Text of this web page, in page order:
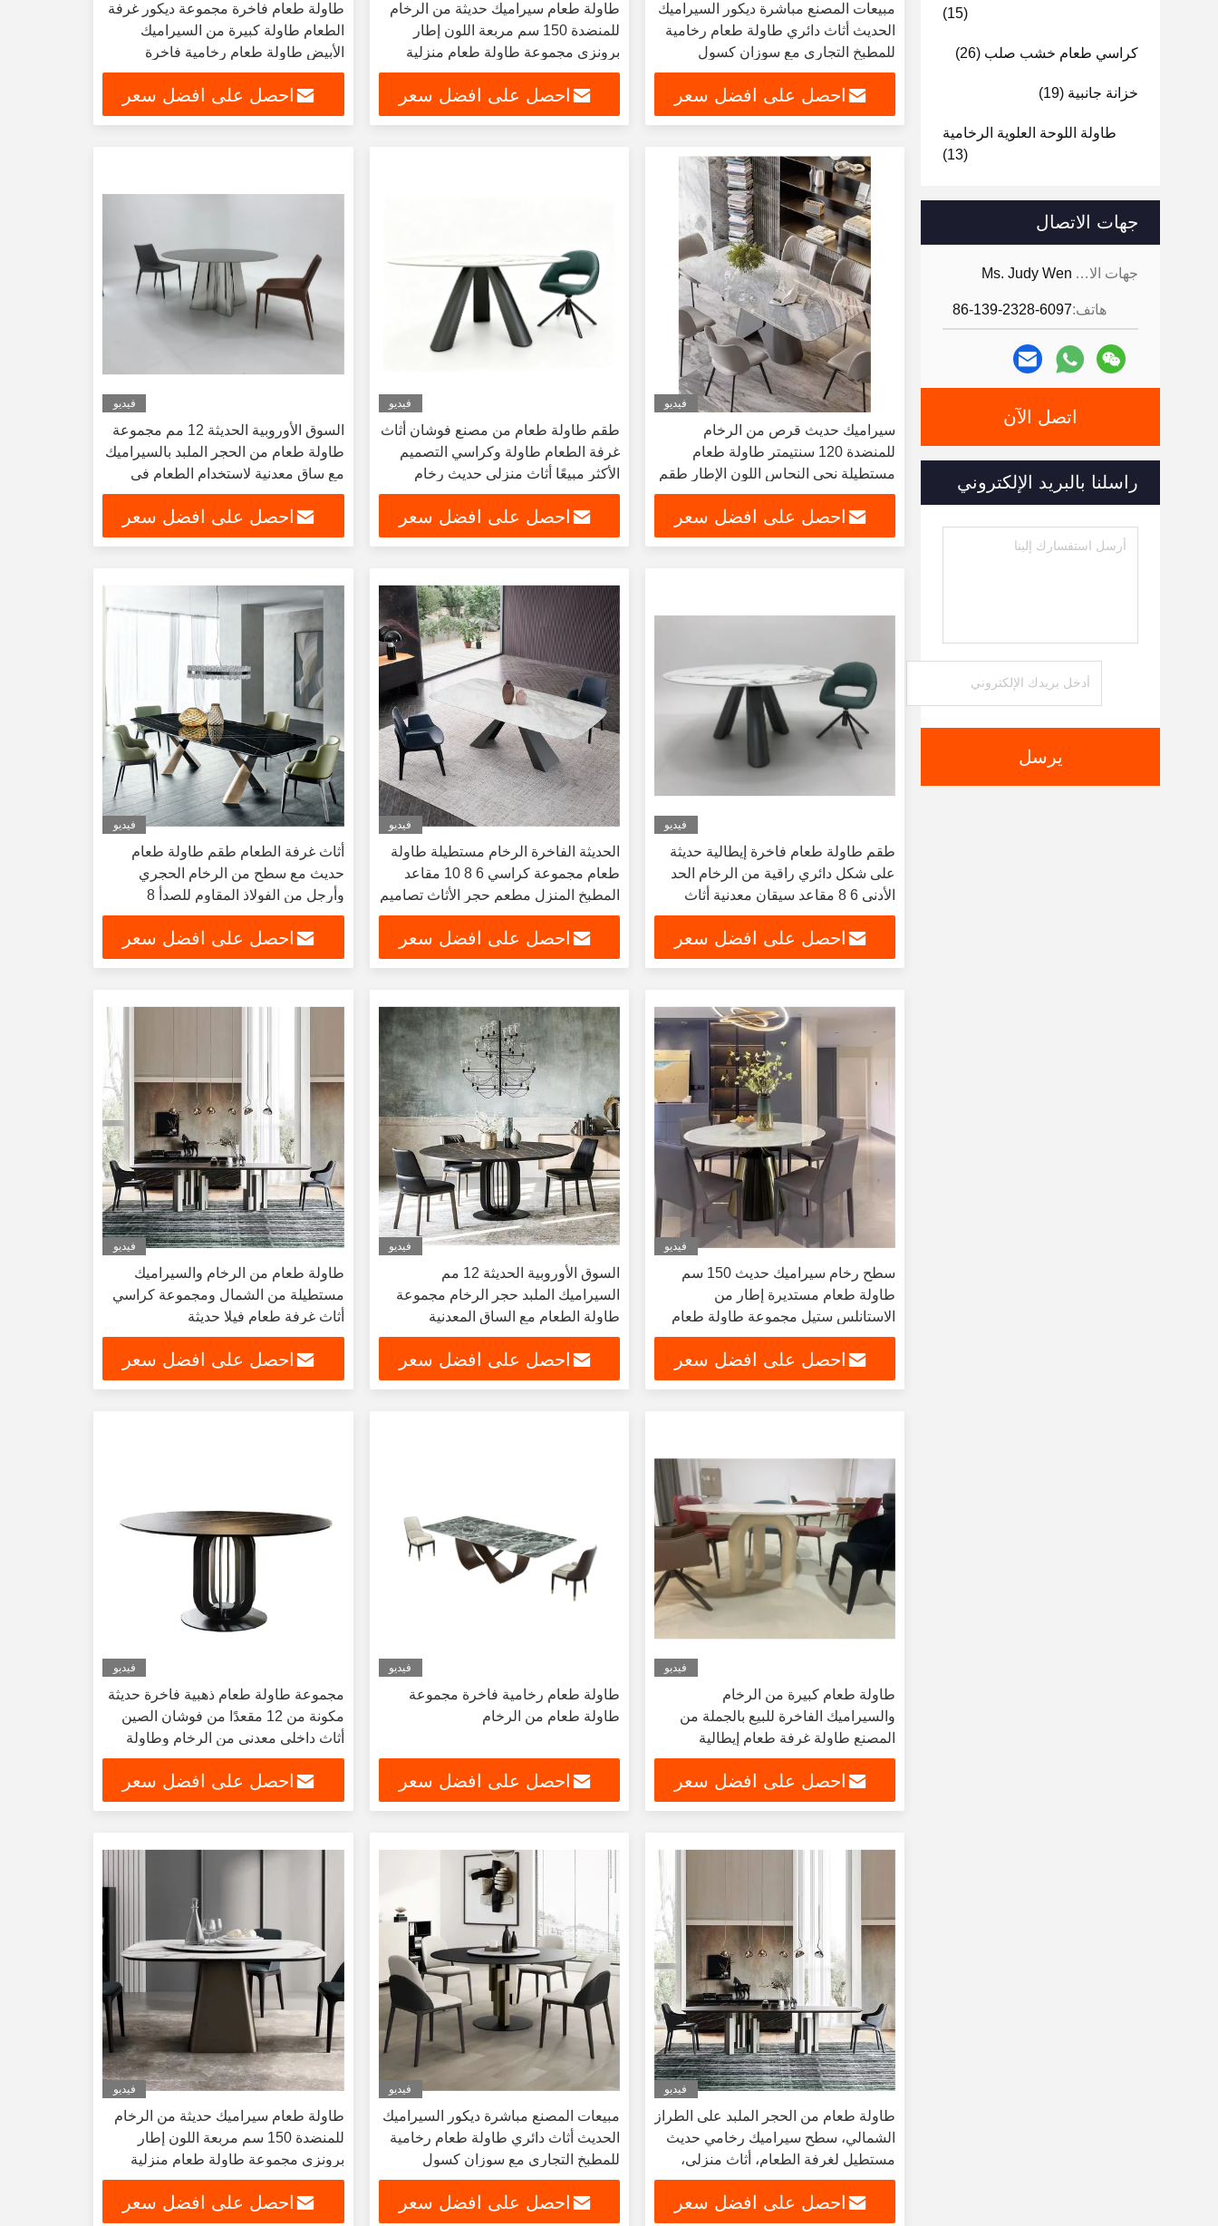
(15)
كراسي طعام خشب صلب (26)
خزانة جانبية (19)
طاولة اللوحة العلوية الرخامية
(13)
جهات الاتصال
جهات الاتصال: Ms. Judy Wen
هاتف:86-139-2328-6097
اتصل الآن
راسلنا بالبريد الإلكتروني
يرسل
مبيعات المصنع مباشرة ديكور السيراميك
الحديث أثاث دائري طاولة طعام رخامية
للمطبخ التجاري مع سوزان كسول
احصل على افضل سعر
طاولة طعام سيراميك حديثة من الرخام
للمنضدة 150 سم مربعة اللون إطار
برونزي مجموعة طاولة طعام منزلية
طاولة أثاث منزلي
احصل على افضل سعر
طاولة طعام فاخرة مجموعة ديكور غرفة
الطعام طاولة كبيرة من السيراميك
الأبيض طاولة طعام رخامية فاخرة
ومجموعة كرسي
احصل على افضل سعر
فيديو
سيراميك حديث قرص من الرخام
للمنضدة 120 سنتيمتر طاولة طعام
مستطيلة نحى النحاس اللون الإطار طقم
طاولة طعام المنزل طاولة أثاث المنزل
احصل على افضل سعر
فيديو
طقم طاولة طعام من مصنع فوشان أثاث
غرفة الطعام طاولة وكراسي التصميم
الأكثر مبيعًا أثاث منزلي حديث رخام
أوروبا بسيط حديث
احصل على افضل سعر
فيديو
السوق الأوروبية الحديثة 12 مم مجموعة
طاولة طعام من الحجر الملبد بالسيراميك
مع ساق معدنية لاستخدام الطعام في
المطبخ
احصل على افضل سعر
فيديو
طقم طاولة طعام فاخرة إيطالية حديثة
على شكل دائري راقية من الرخام الحد
الأدنى 6 8 مقاعد سيقان معدنية أثاث
منزلي مصمم
احصل على افضل سعر
فيديو
الحديثة الفاخرة الرخام مستطيلة طاولة
طعام مجموعة كراسي 6 8 10 مقاعد
المطبخ المنزل مطعم حجر الأثاث تصاميم
معدنية
احصل على افضل سعر
فيديو
أثاث غرفة الطعام طقم طاولة طعام
حديث مع سطح من الرخام الحجري
وأرجل من الفولاذ المقاوم للصدأ 8
كراسي لتناول الطعام في المطعم
احصل على افضل سعر
فيديو
سطح رخام سيراميك حديث 150 سم
طاولة طعام مستديرة إطار من
الاستانلس ستيل مجموعة طاولة طعام
منزلية طاولة أثاث منزلي
احصل على افضل سعر
فيديو
السوق الأوروبية الحديثة 12 مم
السيراميك الملبد حجر الرخام مجموعة
طاولة الطعام مع الساق المعدنية
لاستخدام شقة فيلا المطبخ
احصل على افضل سعر
فيديو
طاولة طعام من الرخام والسيراميك
مستطيلة من الشمال ومجموعة كراسي
أثاث غرفة طعام فيلا حديثة
احصل على افضل سعر
فيديو
طاولة طعام كبيرة من الرخام
والسيراميك الفاخرة للبيع بالجملة من
المصنع طاولة غرفة طعام إيطالية
شمالية للمطعم
احصل على افضل سعر
فيديو
طاولة طعام رخامية فاخرة مجموعة
طاولة طعام من الرخام
احصل على افضل سعر
فيديو
مجموعة طاولة طعام ذهبية فاخرة حديثة
مكونة من 12 مقعدًا من فوشان الصين
أثاث داخلي معدني من الرخام وطاولة
طعام وكرسي للمطعم
احصل على افضل سعر
فيديو
طاولة طعام من الحجر الملبد على الطراز
الشمالي، سطح سيراميك رخامي حديث
مستطيل لغرفة الطعام، أثاث منزلي،
طاولة طعام ومجموعة كرسي
احصل على افضل سعر
فيديو
مبيعات المصنع مباشرة ديكور السيراميك
الحديث أثاث دائري طاولة طعام رخامية
للمطبخ التجاري مع سوزان كسول
احصل على افضل سعر
فيديو
طاولة طعام سيراميك حديثة من الرخام
للمنضدة 150 سم مربعة اللون إطار
برونزي مجموعة طاولة طعام منزلية
طاولة أثاث منزلي
احصل على افضل سعر